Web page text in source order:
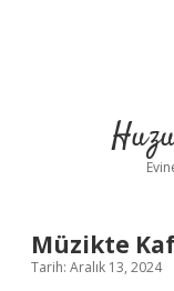
Müzikte
Tarih: Aralık 13, 2024